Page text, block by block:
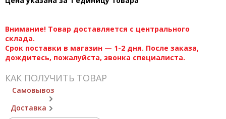
Внимание! Товар доставляется с центрального
склада.
Срок поставки в магазин — 1-2 дня. После заказа,
дождитесь, пожалуйста, звонка специалиста.
КАК ПОЛУЧИТЬ ТОВАР
Самовывоз
Доставка